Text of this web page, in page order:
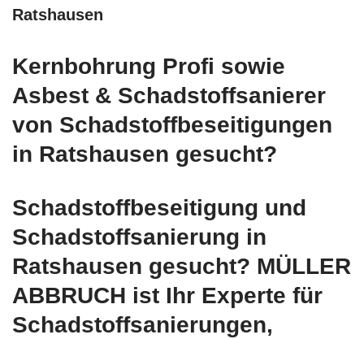
Ratshausen
Kernbohrung Profi sowie
Asbest & Schadstoffsanierer
von Schadstoffbeseitigungen
in Ratshausen gesucht?
Schadstoffbeseitigung und
Schadstoffsanierung in
Ratshausen gesucht? MÜLLER
ABBRUCH ist Ihr Experte für
Schadstoffsanierungen,